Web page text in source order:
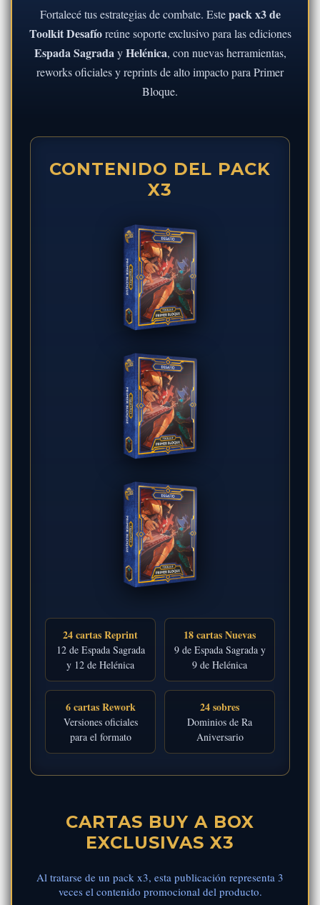
Fortalecé tus estrategias de combate. Estepack x3 de
Toolkit Desafíoreúne soporte exclusivo para las ediciones
Espada Sagrada yHelénica, con nuevas herramientas,
reworks oficiales y reprints de alto impacto para Primer
Bloque.
CONTENIDO DEL PACK
X3
24 cartas Reprint
12 de Espada Sagrada
y 12 de Helénica
18 cartas Nuevas
9 de Espada Sagrada y
9 de Helénica
6 cartas Rework
Versiones oficiales
para el formato
24 sobres
Dominios de Ra
Aniversario
CARTAS BUY A BOX
EXCLUSIVAS X3
Al tratarse de un pack x3, esta publicación representa 3
veces el contenido promocional del producto.